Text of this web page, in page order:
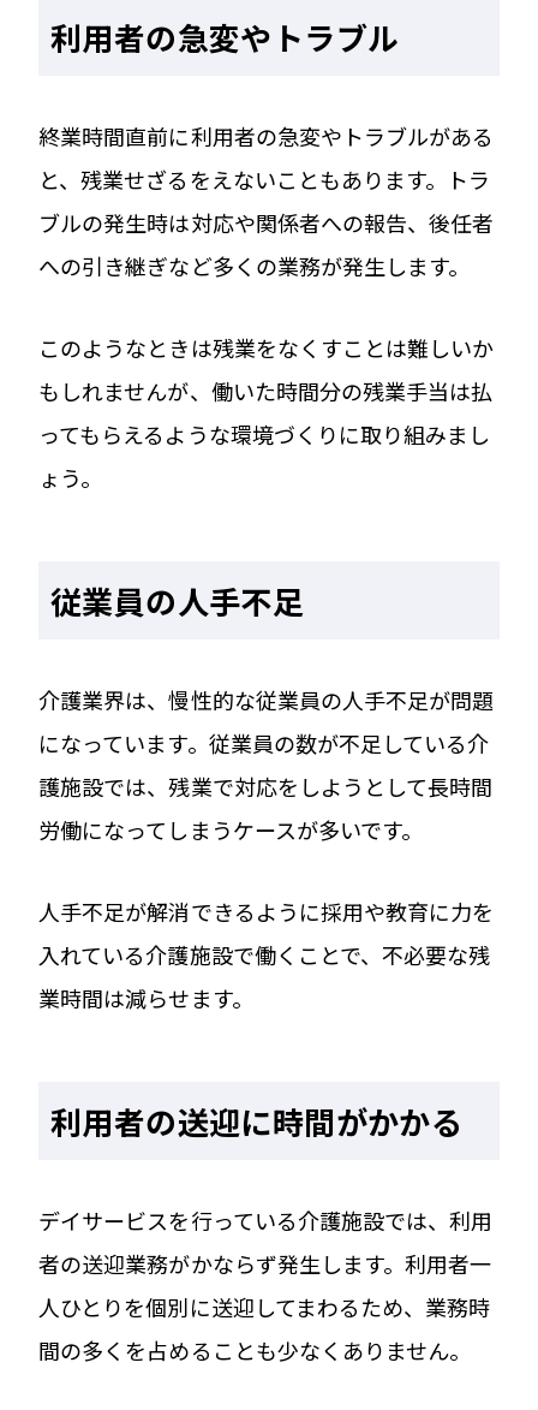
利用者の急変やトラブル
終業時間直前に利用者の急変やトラブルがある
と、残業せざるをえないこともあります。トラ
ブルの発生時は対応や関係者への報告、後任者
への引き継ぎなど多くの業務が発生します。
このようなときは残業をなくすことは難しいか
もしれませんが、働いた時間分の残業手当は払
ってもらえるような環境づくりに取り組みまし
ょう。
従業員の人手不足
介護業界は、慢性的な従業員の人手不足が問題
になっています。従業員の数が不足している介
護施設では、残業で対応をしようとして長時間
労働になってしまうケースが多いです。
人手不足が解消できるように採用や教育に力を
入れている介護施設で働くことで、不必要な残
業時間は減らせます。
利用者の送迎に時間がかかる
デイサービスを行っている介護施設では、利用
者の送迎業務がかならず発生します。利用者一
人ひとりを個別に送迎してまわるため、業務時
間の多くを占めることも少なくありません。